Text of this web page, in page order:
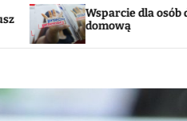
dotkniętych przemocą